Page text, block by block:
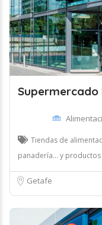
Supermercado
Tiendas de
panadería... y
Getafe